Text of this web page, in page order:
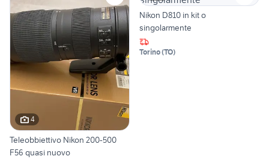
4
Teleobbiettivo Nikon 200-500
F56 quasi nuovo
Nikon D810 in kit o
singolarmente
Torino(TO)